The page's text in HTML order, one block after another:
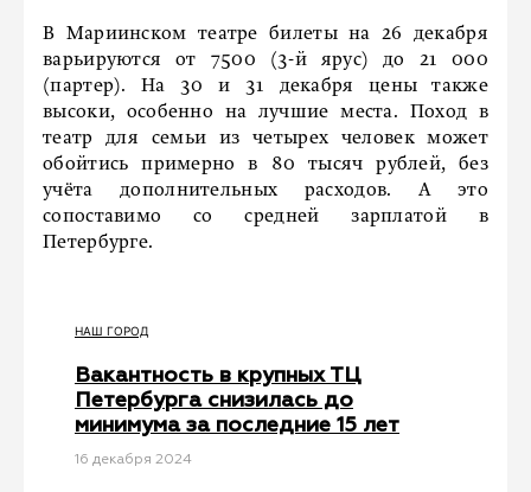
В Мариинском театре билеты на 26 декабря
варьируются от 7500 (3-й ярус) до 21 000
(партер). На 30 и 31 декабря цены также
высоки, особенно на лучшие места. Поход в
театр для семьи из четырех человек может
обойтись примерно в 80 тысяч рублей, без
учёта дополнительных расходов. А это
сопоставимо со средней зарплатой в
Петербурге.
НАШ ГОРОД
Вакантность в крупных ТЦ
Петербурга снизилась до
минимума за последние 15 лет
16 декабря 2024